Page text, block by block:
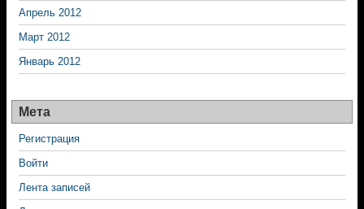
Апрель 2012
Март 2012
Январь 2012
Мета
Регистрация
Войти
Лента записей